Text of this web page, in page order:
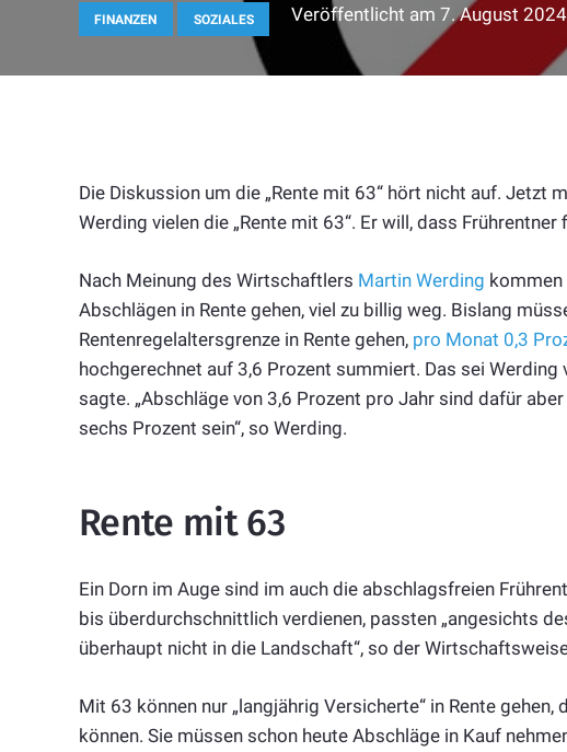
FINANZEN SOZIALES Veröffentlicht am7. August 2024
Die Diskussion um die „Rente mit 63“ hört nicht auf.
Werding vielen die „Rente mit 63“. Er will, dass
Nach Meinung des Wirtschaftlers Martin Werding kommen
Abschlägen in Rente gehen, viel zu billig weg. Bislang
Rentenregelaltersgrenze in Rente gehen, pro Monat 0,3
hochgerechnet auf 3,6 Prozent summiert. Das sei
sagte. „Abschläge von 3,6 Prozent pro Jahr sind dafür
sechs Prozent sein“, so Werding.
Rente mit 63
Ein Dorn im Auge sind im auch die abschlagsfreien Früh
bis überdurchschnittlich verdienen, passten „angesichts
überhaupt nicht in die Landschaft“, so der
Mit 63 können nur „langjährig Versicherte“ in Rente
können. Sie müssen schon heute Abschläge in Kauf